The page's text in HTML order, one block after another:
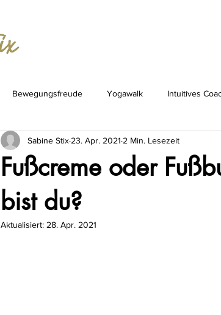
Bewegungsfreude Yogawalk Intuitives
Medizin der Zukunft
Fußcreme oder
bist du?
Sabine Stix 23. Apr. 2021 2 Min. Lesezeit
Aktualisiert: 28. Apr. 2021